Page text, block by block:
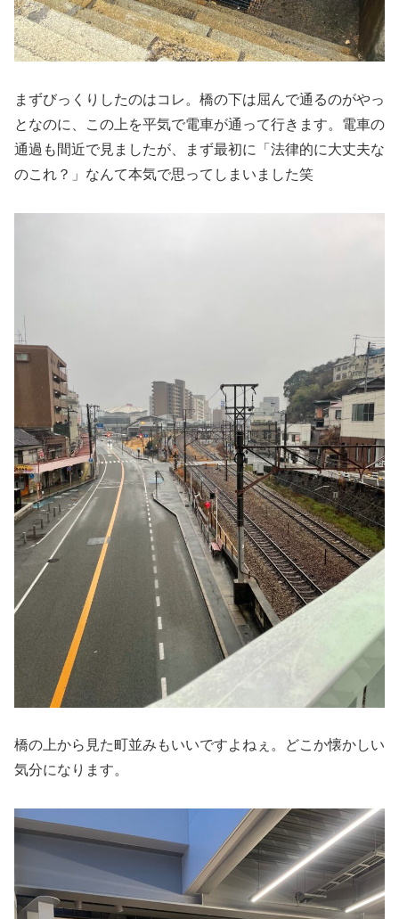
まずびっくりしたのはコレ。橋の下は屈んで通るのがやっ
となのに、この上を平気で電車が通って行きます。電車の
通過も間近で見ましたが、まず最初に「法律的に大丈夫な
のこれ？」なんて本気で思ってしまいました笑
橋の上から見た町並みもいいですよねぇ。どこか懐かしい
気分になります。